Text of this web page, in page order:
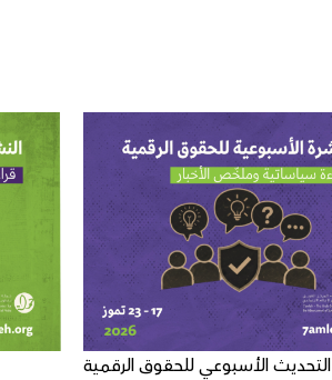
التحديث الأسبوعي للحقوق الرقمية